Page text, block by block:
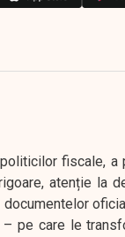
fiscale, a
atenție la
– pe care le